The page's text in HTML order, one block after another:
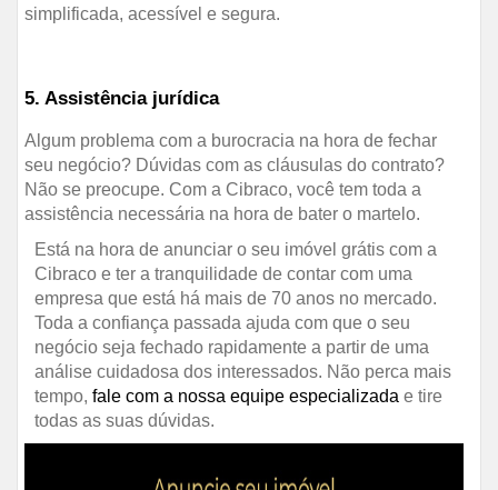
simplificada, acessível e segura.
5. Assistência jurídica
Algum problema com a burocracia na hora de fechar
seu negócio? Dúvidas com as cláusulas do contrato?
Não se preocupe. Com a Cibraco, você tem toda a
assistência necessária na hora de bater o martelo.
Está na hora de anunciar o seu imóvel grátis com a
Cibraco e ter a tranquilidade de contar com uma
empresa que está há mais de 70 anos no mercado.
Toda a confiança passada ajuda com que o seu
negócio seja fechado rapidamente a partir de uma
análise cuidadosa dos interessados. Não perca mais
tempo, fale com a nossa equipe especializada e tire
todas as suas dúvidas.